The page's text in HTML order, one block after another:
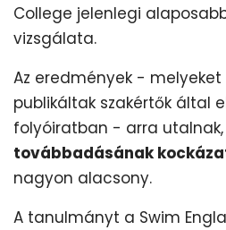
College jelenlegi
vizsgálata.
Az eredmények -
publikáltak szakértők által
folyóiratban - arra
továbbadásának
nagyon alacsony.
A tanulmányt a Swim